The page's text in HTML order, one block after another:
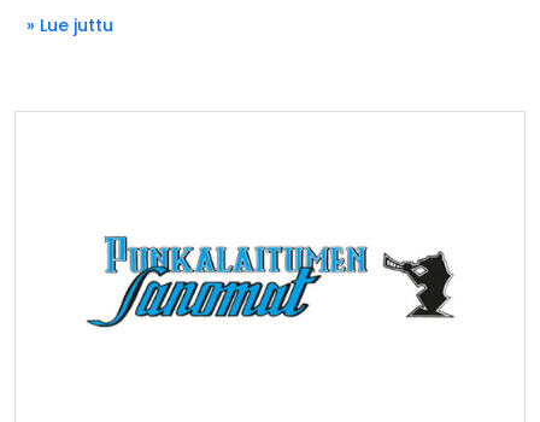
» Lue juttu